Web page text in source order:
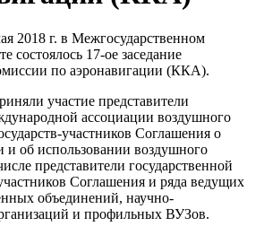
2018 г. в Межгосударственном
состоялось 17-ое заседание
по аэронавигации (ККА).
участие представители
ассоциации воздушного
участников Соглашения о
и об использовании воздушного
представители государственной
Соглашения и ряда ведущих
объединений, научно-
и профильных ВУЗов.